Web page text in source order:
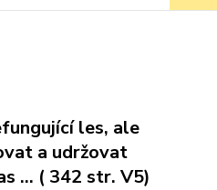
les, ale
a udržovat
... ( 342 str. V5)